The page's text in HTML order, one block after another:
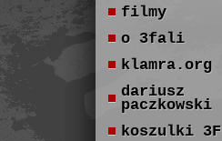
filmy
o 3fali
klamra.org
dariusz
paczkowski
koszulki 3F